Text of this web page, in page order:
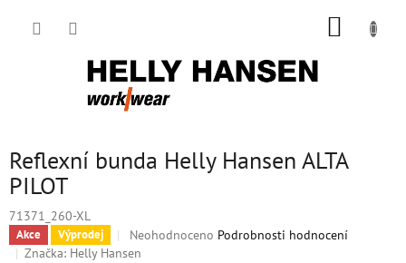
Reflexní bunda Helly Hansen ALTA
PILOT
71371_260-XL
Akce Výprodej
Průměrné
hodnocení
Neohodnoceno Podrobnosti hodnocení
Značka: Helly Hansen